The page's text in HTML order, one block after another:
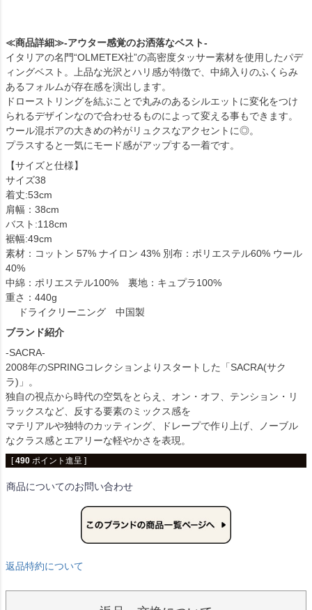
≪商品詳細≫-アウター感覚のお洒落なベスト-
イタリアの名門“OLMETEX社”の高密度タッサー素材を使用したパデ
ィングベスト。上品な光沢とハリ感が特徴で、中綿入りのふくらみ
あるフォルムが存在感を演出します。
ドローストリングを結ぶことで丸みのあるシルエットに変化をつけ
られるデザインなので合わせるものによって変える事もできます。
ウール混ボアの大きめの衿がリュクスなアクセントに◎。
プラスすると一気にモード感がアップする一着です。
【サイズと仕様】
サイズ38
着丈:53cm
肩幅：38cm
バスト:118cm
裾幅:49cm
素材：コットン 57% ナイロン 43% 別布：ポリエステル60% ウール
40%
中綿：ポリエステル100% 裏地：キュプラ100%
重さ：440g
ドライクリーニング 中国製
ブランド紹介
-SACRA-
2008年のSPRINGコレクションよりスタートした「SACRA(サク
ラ)」。
独自の視点から時代の空気をとらえ、オン・オフ、テンション・リ
ラックスなど、反する要素のミックス感を
マテリアルや独特のカッティング、ドレープで作り上げ、ノーブル
なクラス感とエアリーな軽やかさを表現。
[ 490 ポイント進呈 ]
商品についてのお問い合わせ
返品特約について